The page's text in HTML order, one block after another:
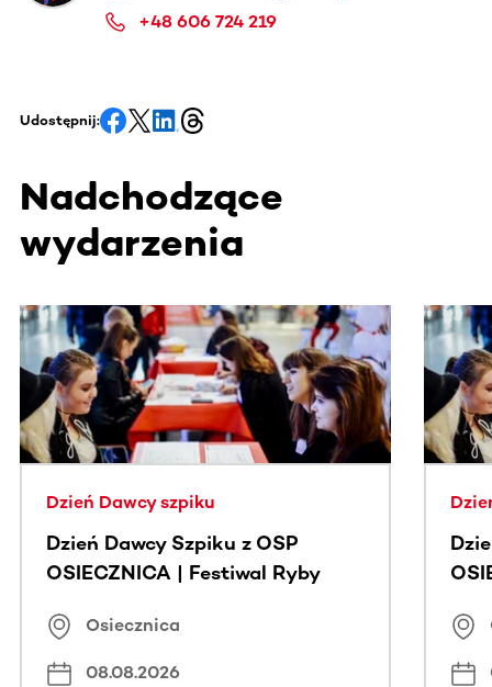
+48 606 724 219
Udostępnij:
Nadchodzące
wydarzenia
Ta sekcja zawiera treści przewijane w poziomie. Użyj
Dzień Dawcy szpiku
Dzień Dawcy Szpiku z OSP
OSIECZNICA | Festiwal Ryby
Osiecznica
08.08.2026